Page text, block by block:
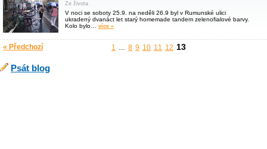
Ze života
V noci se soboty 25.9. na neděli 26.9 byl v Rumunské ulici
ukradený dvanáct let starý homemade tandem zelenofialové barvy.
Kolo bylo… více »
« Předchozí 1 8 9 10 11 12 13
Psát blog